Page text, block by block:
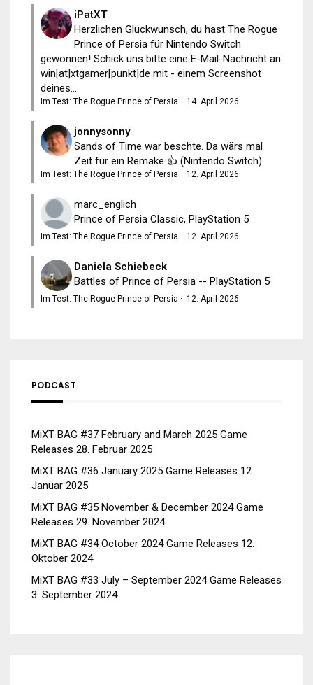
iPatXT
Herzlichen Glückwunsch, du hast The Rogue
Prince of Persia für Nintendo Switch
gewonnen! Schick uns bitte eine E-Mail-Nachricht an
win[at]xtgamer[punkt]de mit - einem Screenshot
deines...
Im Test: The Rogue Prince of Persia · 14. April 2026
jonnysonny
Sands of Time war beschte. Da wärs mal
Zeit für ein Remake 👍 (Nintendo Switch)
Im Test: The Rogue Prince of Persia · 12. April 2026
marc_englich
Prince of Persia Classic, PlayStation 5
Im Test: The Rogue Prince of Persia · 12. April 2026
Daniela Schiebeck
Battles of Prince of Persia -- PlayStation 5
Im Test: The Rogue Prince of Persia · 12. April 2026
PODCAST
MiXT BAG #37 February and March 2025 Game
Releases 28. Februar 2025
MiXT BAG #36 January 2025 Game Releases 12.
Januar 2025
MiXT BAG #35 November & December 2024 Game
Releases 29. November 2024
MiXT BAG #34 October 2024 Game Releases 12.
Oktober 2024
MiXT BAG #33 July – September 2024 Game Releases
3. September 2024